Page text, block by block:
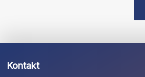
Kontakt